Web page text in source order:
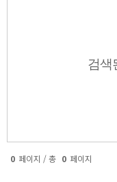
검색
0 페이지 / 총 0 페이지